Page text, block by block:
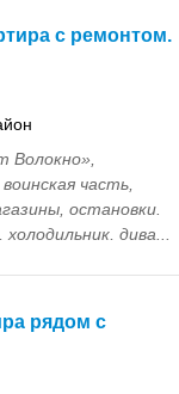
с ремонтом.
часть,
остановки.
дива...
рядом с